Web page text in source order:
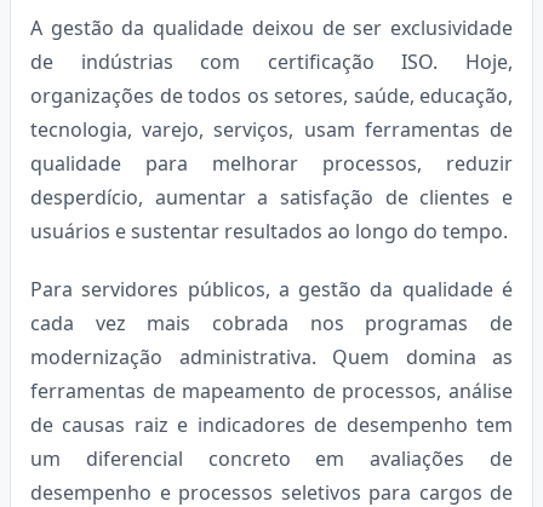
A gestão da qualidade deixou de ser exclusividade
de indústrias com certificação ISO. Hoje,
organizações de todos os setores, saúde, educação,
tecnologia, varejo, serviços, usam ferramentas de
qualidade para melhorar processos, reduzir
desperdício, aumentar a satisfação de clientes e
usuários e sustentar resultados ao longo do tempo.
Para servidores públicos, a gestão da qualidade é
cada vez mais cobrada nos programas de
modernização administrativa. Quem domina as
ferramentas de mapeamento de processos, análise
de causas raiz e indicadores de desempenho tem
um diferencial concreto em avaliações de
desempenho e processos seletivos para cargos de